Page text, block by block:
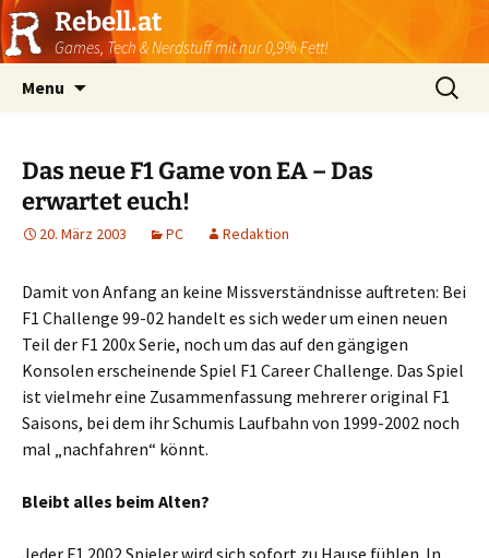
Rebell.at
Games, Tech & Nerdstuff mit nur 0,9% Fett!
Menu
Suchen
nach:
Das neue F1 Game von EA – Das
erwartet euch!
20. März 2003 PC Redaktion
Damit von Anfang an keine Missverständnisse auftreten: Bei
F1 Challenge 99-02 handelt es sich weder um einen neuen
Teil der F1 200x Serie, noch um das auf den gängigen
Konsolen erscheinende Spiel F1 Career Challenge. Das Spiel
ist vielmehr eine Zusammenfassung mehrerer original F1
Saisons, bei dem ihr Schumis Laufbahn von 1999-2002 noch
mal „nachfahren“ könnt.
Bleibt alles beim Alten?
Jeder F1 2002 Spieler wird sich sofort zu Hause fühlen. In